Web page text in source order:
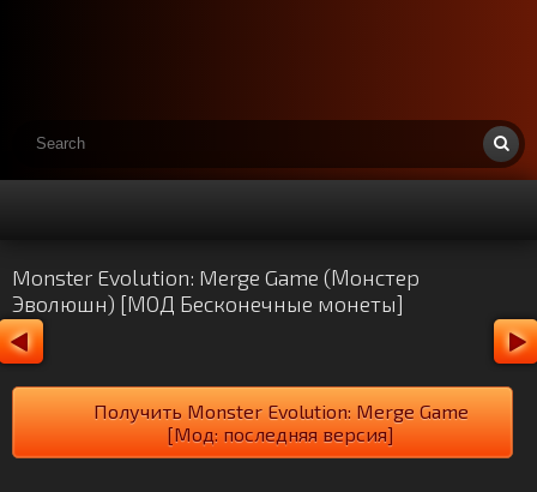
Monster Evolution: Merge Game (Монстер
Эволюшн) [МОД Бесконечные монеты]
Получить Monster Evolution: Merge Game
[Мод: последняя версия]